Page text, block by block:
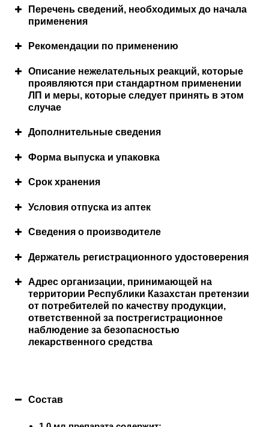
Перечень сведений, необходимых до начала
применения
Необходимые меры предосторожности при
Рекомендации по применению
Меры, которые необходимо принять в случае
передозировки
Описание нежелательных реакций, которые
проявляются при стандартном применении
ЛП и меры, которые следует принять в этом
случае
Дополнительные сведения
Форма выпуска и упаковка
Срок хранения
Условия отпуска из аптек
Сведения о производителе
Держатель регистрационного удостоверения
Адрес организации, принимающей на
территории Республики Казахстан претензии
от потребителей по качеству продукции,
ответственной за пострегистрационное
наблюдение за безопасностью
лекарственного средства
Состав